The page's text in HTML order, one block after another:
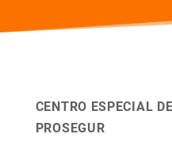
CENTRO ESPECIAL
PROSEGUR